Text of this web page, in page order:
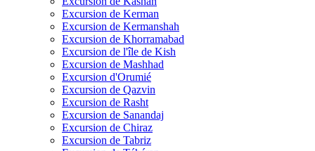
Excursion de Kerman
Excursion de Kermanshah
Excursion de Khorramabad
Excursion de l'île de Kish
Excursion de Mashhad
Excursion d'Orumié
Excursion de Qazvin
Excursion de Rasht
Excursion de Sanandaj
Excursion de Chiraz
Excursion de Tabriz